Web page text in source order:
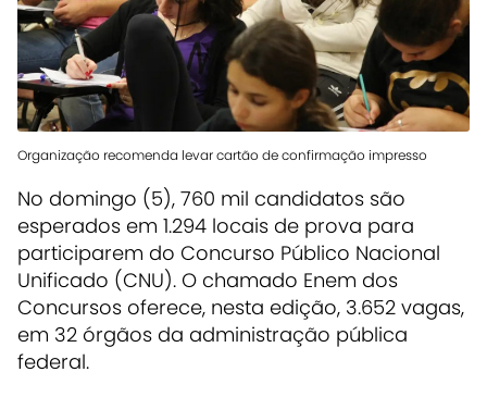
Organização recomenda levar cartão de confirmação impresso
No domingo (5), 760 mil candidatos são
esperados em 1.294 locais de prova para
participarem do Concurso Público Nacional
Unificado (CNU). O chamado Enem dos
Concursos oferece, nesta edição, 3.652 vagas,
em 32 órgãos da administração pública
federal.